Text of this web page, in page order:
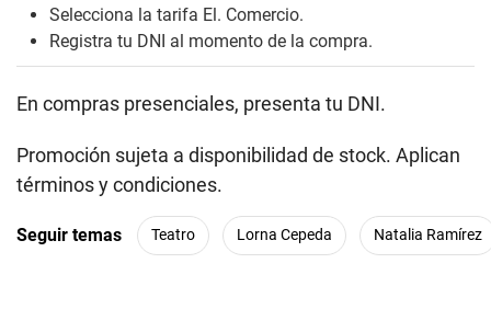
Selecciona la tarifa El. Comercio.
Registra tu DNI al momento de la compra.
En compras presenciales, presenta tu DNI.
Promoción sujeta a disponibilidad de stock. Aplican
términos y condiciones.
Seguir temas Teatro Lorna Cepeda Natalia Ramírez